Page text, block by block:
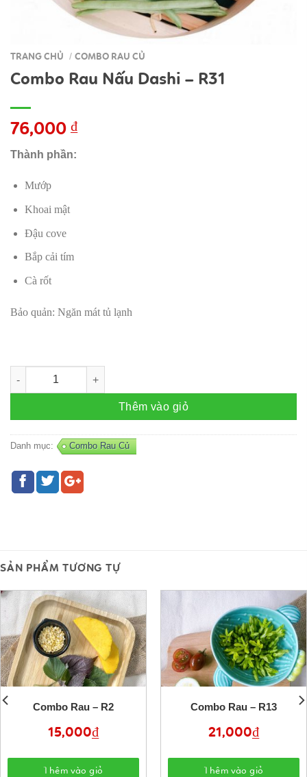
TRANG CHỦ / COMBO RAU CỦ
Combo Rau Nấu Dashi – R31
76,000 ₫
Thành phần:
Mướp
Khoai mật
Đậu cove
Bắp cải tím
Cà rốt
Bảo quản: Ngăn mát tủ lạnh
Combo Rau Nấu Dashi - R31 số lượng
Thêm vào giỏ
Danh mục: Combo Rau Củ
SẢN PHẨM TƯƠNG TỰ
Combo Rau – R2
15,000₫
Thêm vào giỏ
Combo Rau – R13
21,000₫
Thêm vào giỏ